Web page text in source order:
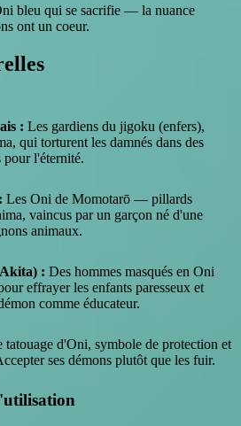
bleu qui se sacrifie — la nuance
ont un coeur.
: Les gardiens du jigoku (enfers),
qui torturent les damnés dans des
pour l'éternité.
Les Oni de Momotarō — pillards
vaincus par un garçon né d'une
animaux.
: Des hommes masqués en Oni
effrayer les enfants paresseux et
comme éducateur.
tatouage d'Oni, symbole de protection et
ses démons plutôt que les fuir.